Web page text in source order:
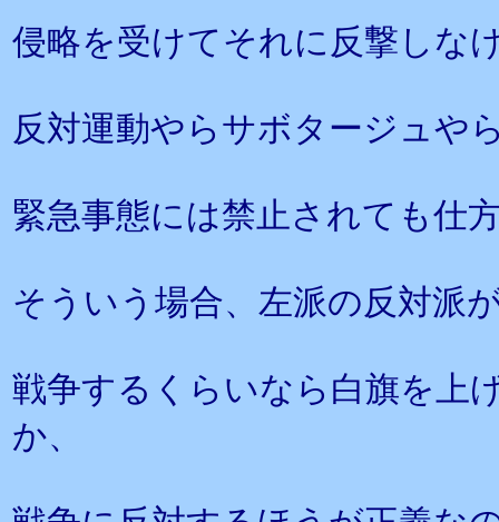
侵略を受けてそれに反撃しな
反対運動やらサボタージュや
緊急事態には禁止されても仕
そういう場合、左派の反対派
戦争するくらいなら白旗を上
か、